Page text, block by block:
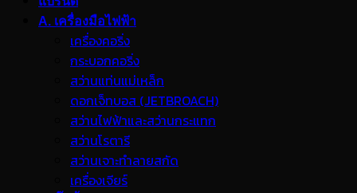
A. เครื่องมือไฟฟ้า
เครื่องคอริ่ง
กระบอกคอริ่ง
สว่านแท่นแม่เหล็ก
ดอกเจ็ทบอส (JETBROACH)
สว่านไฟฟ้าและสว่านกระแทก
สว่านโรตารี
สว่านเจาะทำลายสกัด
เครื่องเจียร์